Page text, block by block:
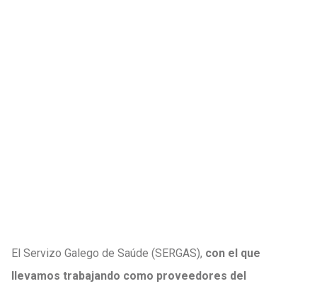
El Servizo Galego de Saúde (SERGAS), con el que
llevamos trabajando como proveedores del